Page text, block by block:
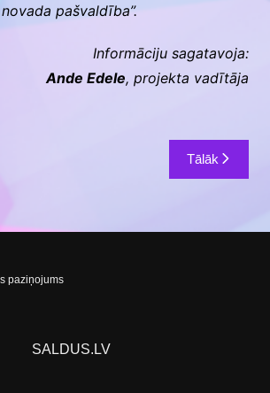
pašvaldība”.
Informāciju sagatavoja:
Ande Edele, projekta vadītāja
Tālāk
paziņojums
SALDUS.LV